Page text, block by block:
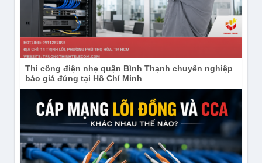
Thi công điện nhẹ quận Bình Thạnh chuyên nghiệp
báo giá đúng tại Hồ Chí Minh